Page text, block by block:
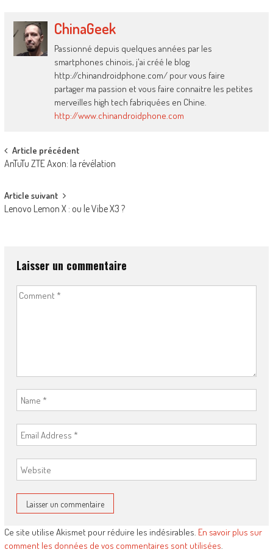
ChinaGeek
Passionné depuis quelques années par les
smartphones chinois, j'ai créé le blog
http://chinandroidphone.com/ pour vous faire
partager ma passion et vous faire connaitre les petites
merveilles high tech fabriquées en Chine.
http://www.chinandroidphone.com
Post
navigation
Article précédent
AnTuTu ZTE Axon: la révélation
Article suivant
Lenovo Lemon X : ou le Vibe X3 ?
Laisser un commentaire
Ce site utilise Akismet pour réduire les indésirables. En savoir plus sur
comment les données de vos commentaires sont utilisées.